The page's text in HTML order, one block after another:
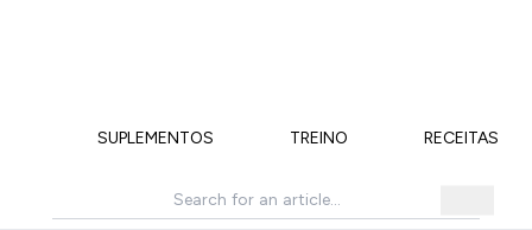
SUPLEMENTOS TREINO RECEITAS